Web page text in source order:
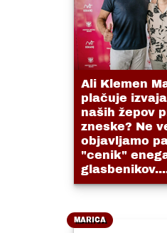
Ali Klemen
plačuje
naših žepov
zneske? Ne
objavljamo
"cenik"
MARICA